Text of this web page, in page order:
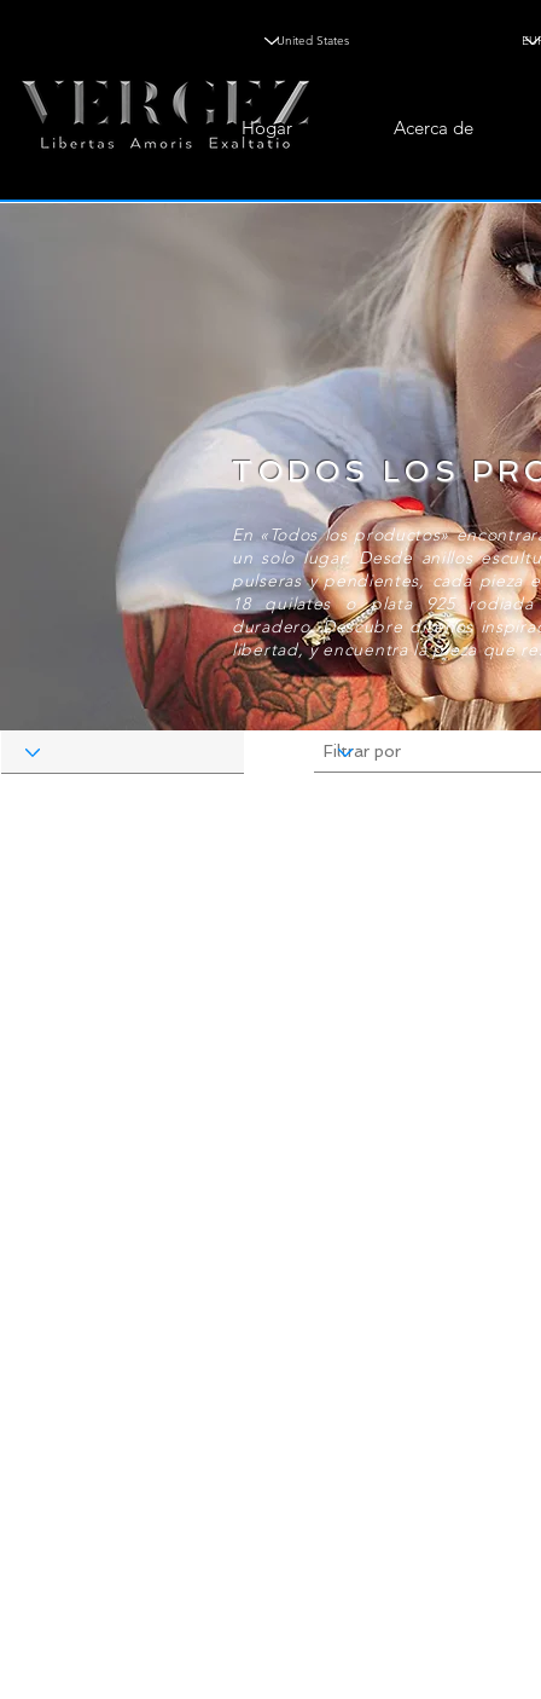
Hogar Acerca de
TODOS LOS
En «Todos los productos»
un solo lugar. Desde anillos
pulseras y pendientes, cada pieza
18 quilates o plata 925
duradero. Descubre diseños
libertad, y encuentra la pieza que